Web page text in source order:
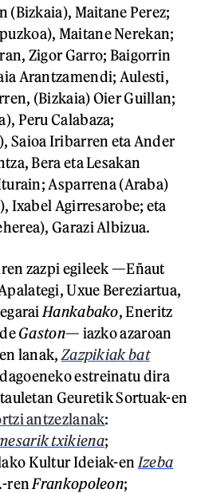
(Bizkaia), Maitane Perez;
Maitane Nerekan;
Zigor Garro; Baigorrin
Arantzamendi; Aulesti,
(Bizkaia) Oier Guillan;
Peru Calabaza;
Saioa Iribarren eta Ander
Bera eta Lesakan
Asparrena (Araba)
Ixabel Agirresarobe; eta
Garazi Albizua.
zazpi egileek —Eñaut
Uxue Bereziartua,
Hankabako, Eneritz
Gaston— iazko azaroan
lanak, Zazpikiak bat
estreinatu dira
Geuretik Sortuak-en
antzezlanak:
txikiena;
Kultur Ideiak-en Izeba
.-ren Frankopoleon;